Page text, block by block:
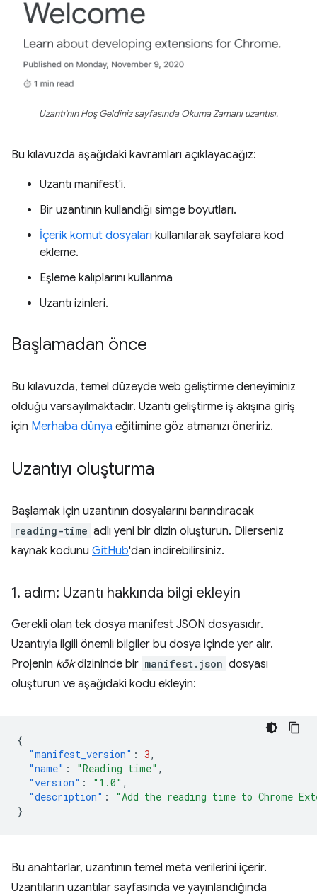
Uzantı'nın Hoş Geldiniz sayfasında Okuma Zamanı uzantısı.
Bu kılavuzda aşağıdaki kavramları açıklayacağız:
Uzantı manifest'i.
Bir uzantının kullandığı simge boyutları.
İçerik komut dosyaları kullanılarak sayfalara kod
ekleme.
Eşleme kalıplarını kullanma
Uzantı izinleri.
Başlamadan önce
Bu kılavuzda, temel düzeyde web geliştirme deneyiminiz
olduğu varsayılmaktadır. Uzantı geliştirme iş akışına giriş
için Merhaba dünya eğitimine göz atmanızı öneririz.
Uzantıyı oluşturma
Başlamak için uzantının dosyalarını barındıracak
reading-time adlı yeni bir dizin oluşturun. Dilerseniz
kaynak kodunu GitHub'dan indirebilirsiniz.
1. adım: Uzantı hakkında bilgi ekleyin
Gerekli olan tek dosya manifest JSON dosyasıdır.
Uzantıyla ilgili önemli bilgiler bu dosya içinde yer alır.
Projenin kökdizininde bir manifest.json dosyası
oluşturun ve aşağıdaki kodu ekleyin:
{
"manifest_version" : 3,
"name" : "Reading time" ,
"version" : "1.0" ,
"description" :
"Add the reading time to Chrome
}
Bu anahtarlar, uzantının temel meta verilerini içerir.
Uzantıların uzantılar sayfasında ve yayınlandığında